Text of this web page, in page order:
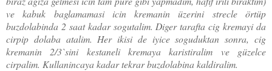
ve kabuk baglamamasi icin kremanin üzerini strecle örtüp
buzdolabinda 2 saat kadar sogutalim. Diger tarafta cig kremayi da
cirpip dolaba atalim. Her ikisi de iyice soguduktan sonra, cig
kremanin 2/3`sini kestaneli kremaya karistiralim ve güzelce
cirpalim. Kullanincaya kadar tekrar buzdolabina kaldiralim.